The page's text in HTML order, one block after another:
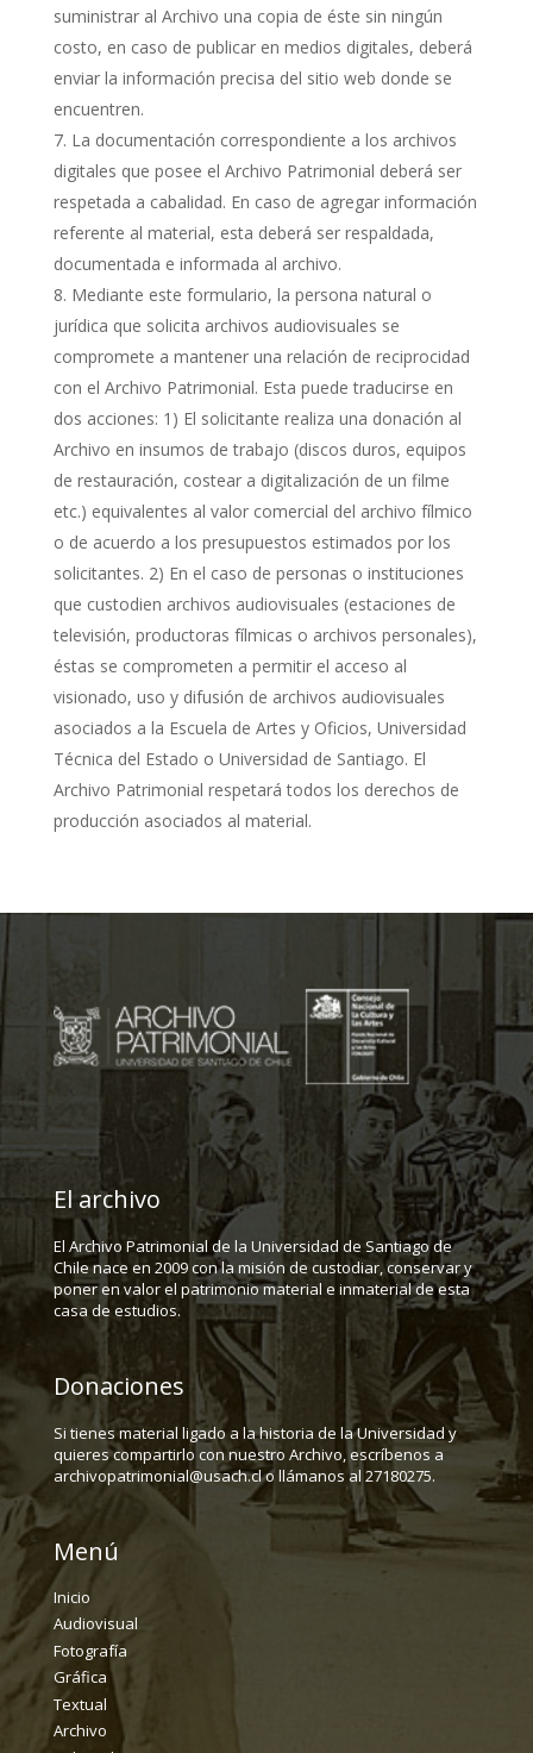
suministrar al Archivo una copia de éste sin ningún
costo, en caso de publicar en medios digitales, deberá
enviar la información precisa del sitio web donde se
encuentren.
La documentación correspondiente a los archivos
digitales que posee el Archivo Patrimonial deberá ser
respetada a cabalidad. En caso de agregar información
referente al material, esta deberá ser respaldada,
documentada e informada al archivo.
Mediante este formulario, la persona natural o
jurídica que solicita archivos audiovisuales se
compromete a mantener una relación de reciprocidad
con el Archivo Patrimonial. Esta puede traducirse en
dos acciones: 1) El solicitante realiza una donación al
Archivo en insumos de trabajo (discos duros, equipos
de restauración, costear a digitalización de un filme
etc.) equivalentes al valor comercial del archivo fílmico
o de acuerdo a los presupuestos estimados por los
solicitantes. 2) En el caso de personas o instituciones
que custodien archivos audiovisuales (estaciones de
televisión, productoras fílmicas o archivos personales),
éstas se comprometen a permitir el acceso al
visionado, uso y difusión de archivos audiovisuales
asociados a la Escuela de Artes y Oficios, Universidad
Técnica del Estado o Universidad de Santiago. El
Archivo Patrimonial respetará todos los derechos de
producción asociados al material.
El archivo
El Archivo Patrimonial de la Universidad de Santiago de
Chile nace en 2009 con la misión de custodiar, conservar y
poner en valor el patrimonio material e inmaterial de esta
casa de estudios.
Donaciones
Si tienes material ligado a la historia de la Universidad y
quieres compartirlo con nuestro Archivo, escríbenos a
archivopatrimonial@usach.cl o llámanos al 27180275.
Menú
Inicio
Audiovisual
Fotografía
Gráfica
Textual
Archivo